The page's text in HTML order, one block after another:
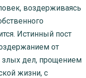
воздерживаясь
Истинный пост
от
злых дел, прощением
жизни, с